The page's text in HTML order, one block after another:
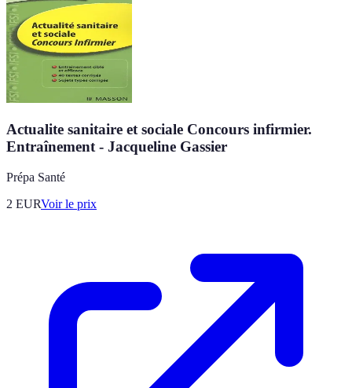
Actualite sanitaire et sociale Concours infirmier.
Entraînement - Jacqueline Gassier
Prépa Santé
2 EURVoir le prix